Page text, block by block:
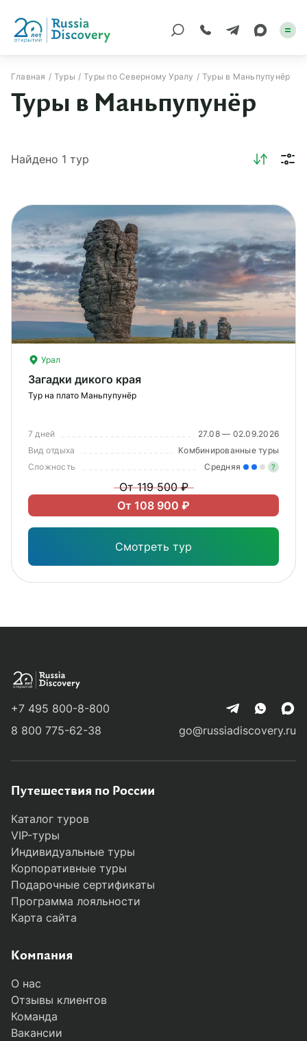
Каталог туров
Регионы
Круизы
Индивидуальные
Корпоративные
О компании
Сертификаты
10:00–20:00
11:00–20:00
Главная Туры Туры по Северному Уралу Туры в Маньпупунёр
Туры в Маньпупунёр
Найдено 1 тур
Урал
Загадки дикого края
Тур на плато Маньпупунёр
7 дней
27.08 — 02.09.2026
Вид отдыха
Комбинированные туры
Сложность
Средняя ?
От 119 500 ₽
От 108 900 ₽
Смотреть тур
+7 495 800-8-800
8 800 775-62-38
go@russiadiscovery.ru
Путешествия по России
Каталог туров
VIP-туры
Индивидуальные туры
Корпоративные туры
Подарочные сертификаты
Программа лояльности
Карта сайта
Компания
О нас
Отзывы клиентов
Команда
Вакансии